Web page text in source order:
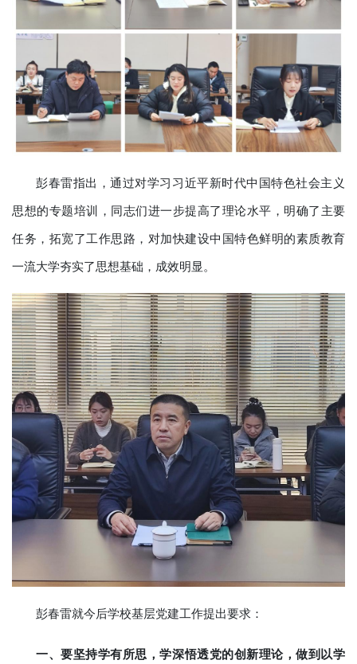
彭春雷指出，通过对学习习近平新时代中国特色社会主义
思想的专题培训，同志们进一步提高了理论水平，明确了主要
任务，拓宽了工作思路，对加快建设中国特色鲜明的素质教育
一流大学夯实了思想基础，成效明显。
彭春雷就今后学校基层党建工作提出要求：
一、要坚持学有所思，学深悟透党的创新理论，做到以学